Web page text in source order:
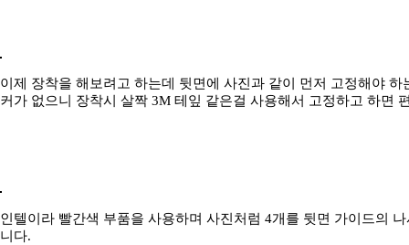
이제 장착을 해보려고 하는데 뒷면에 사진과 같이 먼저 고정해야 하
커가 없으니 장착시 살짝 3M 테잎 같은걸 사용해서 고정하고 하면
인텔이라 빨간색 부품을 사용하며 사진처럼 4개를 뒷면 가이드의
니다.